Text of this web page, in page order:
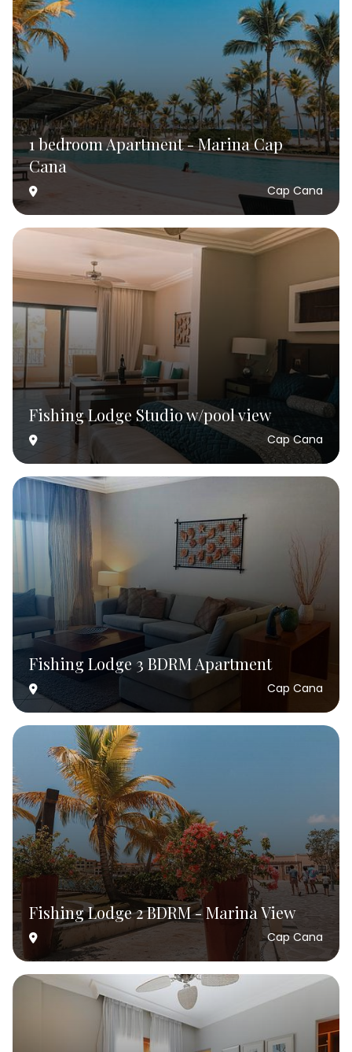
1 bedroom Apartment - Marina Cap
Cana
Cap Cana
Fishing Lodge Studio w/pool view
Cap Cana
Fishing Lodge 3 BDRM Apartment
Cap Cana
Fishing Lodge 2 BDRM - Marina View
Cap Cana